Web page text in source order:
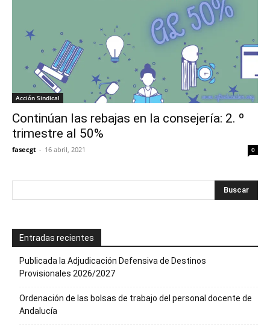
Acción Sindical
Continúan las rebajas en la consejería: 2. º
trimestre al 50%
fasecgt - 16 abril, 2021 0
Entradas recientes
Publicada la Adjudicación Defensiva de Destinos
Provisionales 2026/2027
Ordenación de las bolsas de trabajo del personal docente de
Andalucía